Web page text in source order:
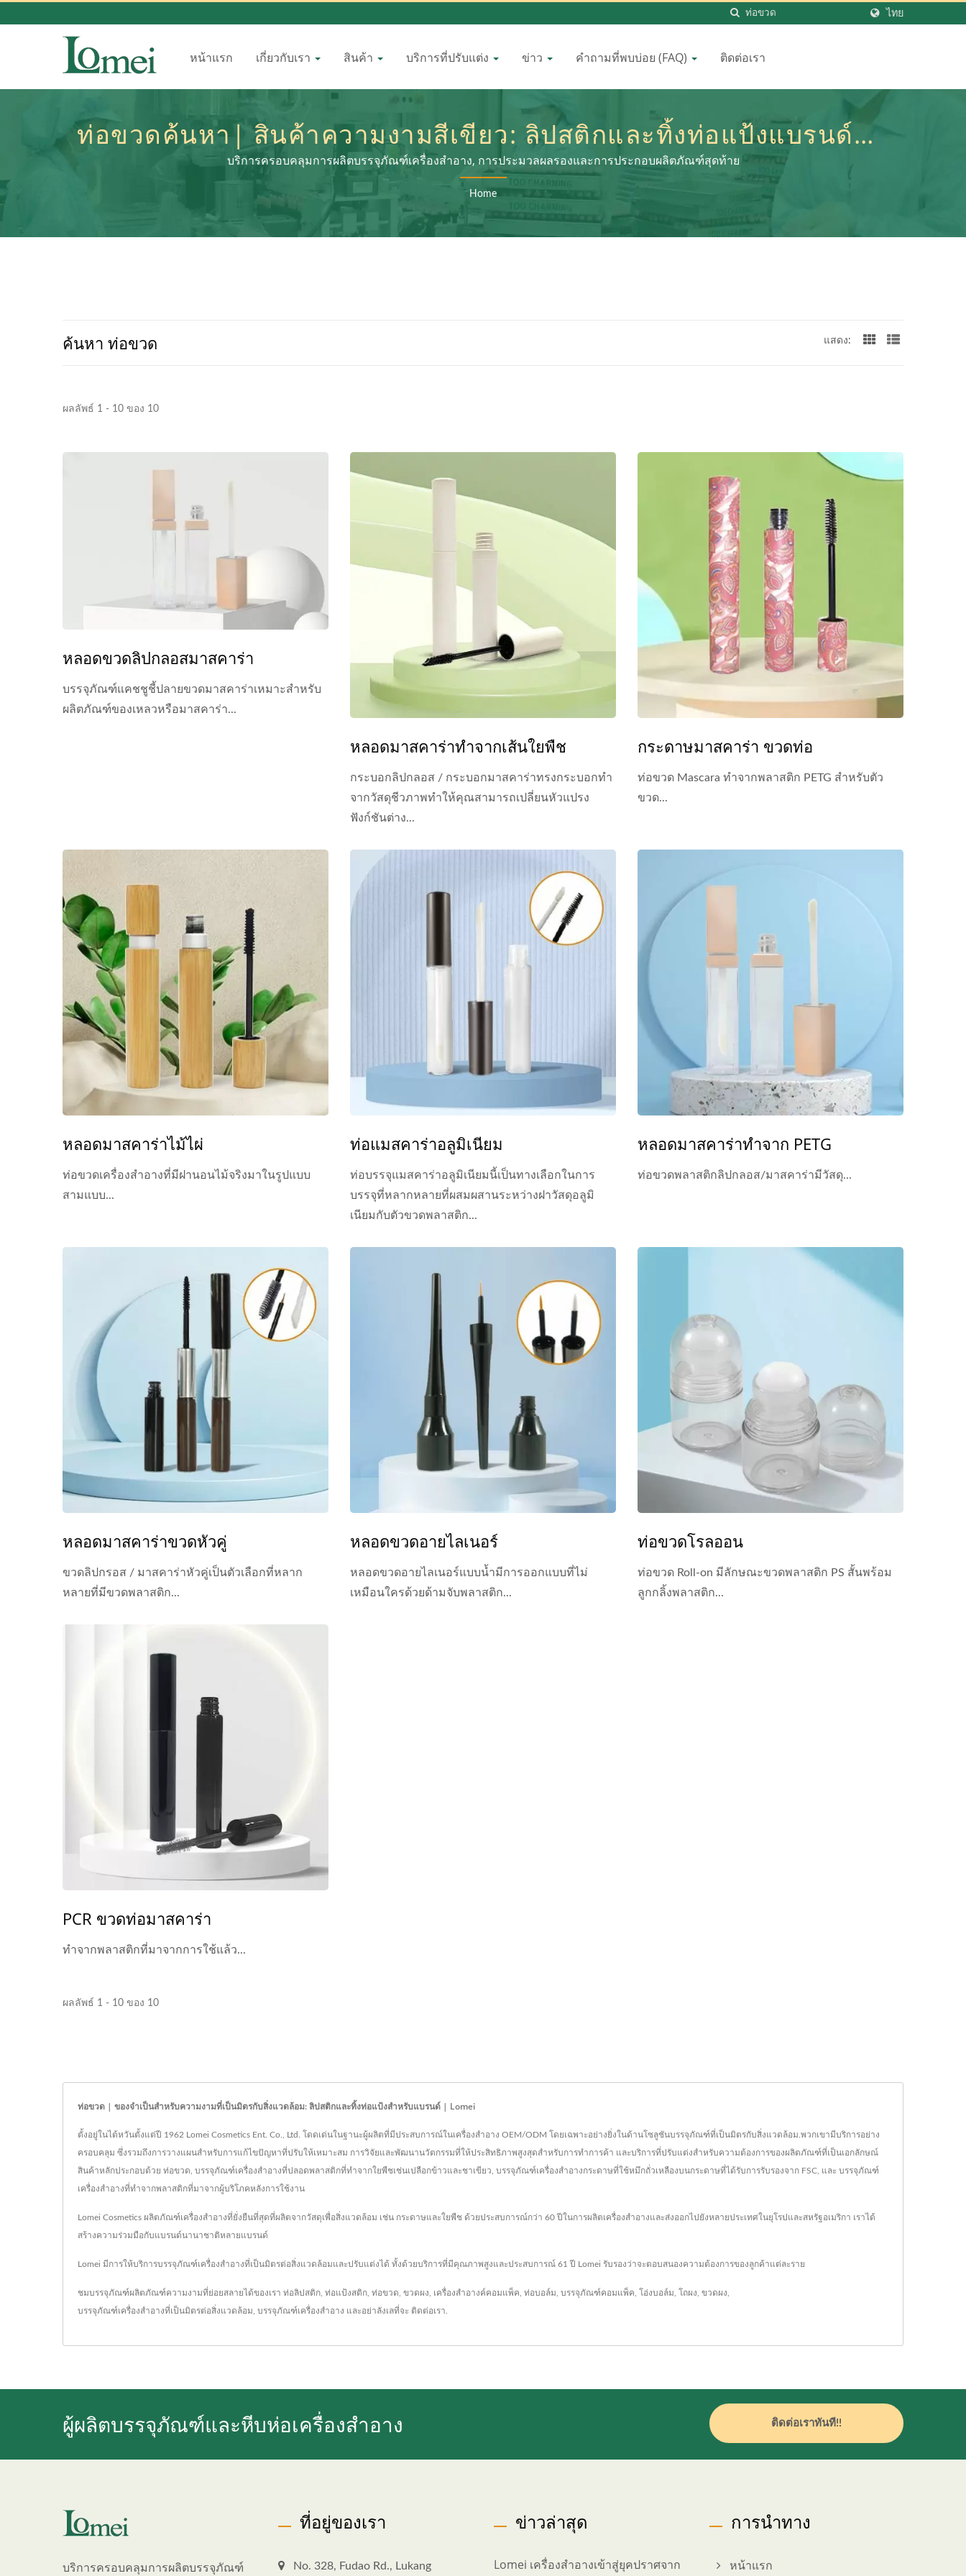
ไทย
หน้าแรก เกี่ยวกับเรา สินค้า บริการที่ปรับแต่ง ข่าว คำถามที่พบบ่อย (FAQ) ติดต่อเรา
ท่อขวดค้นหา| สินค้าความงามสีเขียว: ลิปสติกและทิ้งท่อแป้งแบรนด์ที่มี
สุขภาพด้วยใจ | LOMEI
บริการครอบคลุมการผลิตบรรจุภัณฑ์เครื่องสำอาง, การประมวลผลรองและการประกอบผลิตภัณฑ์สุดท้าย
Home
ค้นหา ท่อขวด แสดง:
ผลลัพธ์ 1 - 10 ของ 10
หลอดขวดลิปกลอสมาสคาร่า
บรรจุภัณฑ์แคชชูชี้ปลายขวดมาสคาร่าเหมาะสำหรับ
ผลิตภัณฑ์ของเหลวหรือมาสคาร่า...
หลอดมาสคาร่าทำจากเส้นใยพืช
กระบอกลิปกลอส / กระบอกมาสคาร่าทรงกระบอกทำ
จากวัสดุชีวภาพทำให้คุณสามารถเปลี่ยนหัวแปรง
ฟังก์ชันต่าง...
กระดาษมาสคาร่า ขวดท่อ
ท่อขวด Mascara ทำจากพลาสติก PETG สำหรับตัว
ขวด...
หลอดมาสคาร่าไม้ไผ่
ท่อขวดเครื่องสำอางที่มีฝานอนไม้จริงมาในรูปแบบ
สามแบบ...
ท่อแมสคาร่าอลูมิเนียม
ท่อบรรจุแมสคาร่าอลูมิเนียมนี้เป็นทางเลือกในการ
บรรจุที่หลากหลายที่ผสมผสานระหว่างฝาวัสดุอลูมิ
เนียมกับตัวขวดพลาสติก...
หลอดมาสคาร่าทำจาก PETG
ท่อขวดพลาสติกลิปกลอส/มาสคาร่ามีวัสดุ...
หลอดมาสคาร่าขวดหัวคู่
ขวดลิปกรอส / มาสคาร่าหัวคู่เป็นตัวเลือกที่หลาก
หลายที่มีขวดพลาสติก...
หลอดขวดอายไลเนอร์
หลอดขวดอายไลเนอร์แบบน้ำมีการออกแบบที่ไม่
เหมือนใครด้วยด้ามจับพลาสติก...
ท่อขวดโรลออน
ท่อขวด Roll-on มีลักษณะขวดพลาสติก PS สั้นพร้อม
ลูกกลิ้งพลาสติก...
PCR ขวดท่อมาสคาร่า
ทำจากพลาสติกที่มาจากการใช้แล้ว...
ผลลัพธ์ 1 - 10 ของ 10
ท่อขวด | ของจำเป็นสำหรับความงามที่เป็นมิตรกับสิ่งแวดล้อม: ลิปสติกและทิ้งท่อแป้งสำหรับแบรนด์ | Lomei
ตั้งอยู่ในไต้หวันตั้งแต่ปี 1962 Lomei Cosmetics Ent. Co., Ltd. โดดเด่นในฐานะผู้ผลิตที่มีประสบการณ์ในเครื่องสำอาง OEM/ODM โดยเฉพาะอย่างยิ่งในด้านโซลูชันบรรจุภัณฑ์ที่เป็นมิตรกับสิ่งแวดล้อม.พวกเขามีบริการอย่าง
ครอบคลุม ซึ่งรวมถึงการวางแผนสำหรับการแก้ไขปัญหาที่ปรับให้เหมาะสม การวิจัยและพัฒนานวัตกรรมที่ให้ประสิทธิภาพสูงสุดสำหรับการทำการค้า และบริการที่ปรับแต่งสำหรับความต้องการของผลิตภัณฑ์ที่เป็นเอกลักษณ์
สินค้าหลักประกอบด้วย ท่อขวด, บรรจุภัณฑ์เครื่องสำอางที่ปลอดพลาสติกที่ทำจากใยพืชเช่นเปลือกข้าวและชาเขียว, บรรจุภัณฑ์เครื่องสำอางกระดาษที่ใช้หมึกถั่วเหลืองบนกระดาษที่ได้รับการรับรองจาก FSC, และ บรรจุภัณฑ์
เครื่องสำอางที่ทำจากพลาสติกที่มาจากผู้บริโภคหลังการใช้งาน
Lomei Cosmetics ผลิตภัณฑ์เครื่องสำอางที่ยั่งยืนที่สุดที่ผลิตจากวัสดุเพื่อสิ่งแวดล้อม เช่น กระดาษและใยพืช ด้วยประสบการณ์กว่า 60 ปีในการผลิตเครื่องสำอางและส่งออกไปยังหลายประเทศในยุโรปและสหรัฐอเมริกา เราได้
สร้างความร่วมมือกับแบรนด์นานาชาติหลายแบรนด์
Lomei มีการให้บริการบรรจุภัณฑ์เครื่องสำอางที่เป็นมิตรต่อสิ่งแวดล้อมและปรับแต่งได้ ทั้งด้วยบริการที่มีคุณภาพสูงและประสบการณ์ 61 ปี Lomei รับรองว่าจะตอบสนองความต้องการของลูกค้าแต่ละราย
ชมบรรจุภัณฑ์ผลิตภัณฑ์ความงามที่ย่อยสลายได้ของเรา ท่อลิปสติก ท่อแป้งสติก ท่อขวด ขวดผง เครื่องสำอางค์คอมแพ็ค ท่อบอล์ม บรรจุภัณฑ์คอมแพ็ค โอ่งบอล์ม โถผง ขวดผง
บรรจุภัณฑ์เครื่องสำอางที่เป็นมิตรต่อสิ่งแวดล้อม บรรจุภัณฑ์เครื่องสำอาง และอย่าลังเลที่จะ ติดต่อเรา
ผู้ผลิตบรรจุภัณฑ์และหีบห่อเครื่องสำอาง ติดต่อเราทันที!!
บริการครอบคลุมการผลิตบรรจุภัณฑ์
ที่อยู่ของเรา
No. 328, Fudao Rd., Lukang
ข่าวล่าสุด
Lomei เครื่องสำอางเข้าสู่ยุคปราศจาก
การนำทาง
หน้าแรก